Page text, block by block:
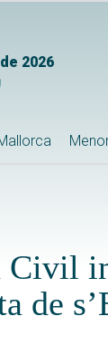
2026
de